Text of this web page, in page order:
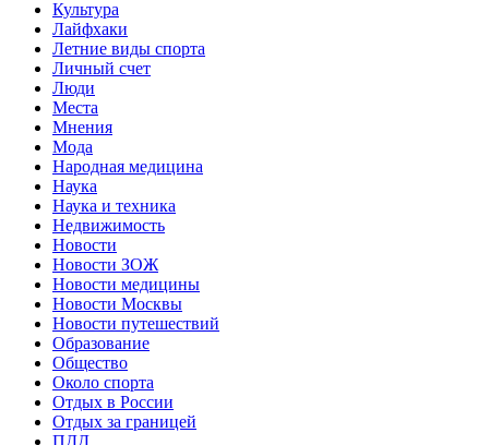
Культура
Лайфхаки
Летние виды спорта
Личный счет
Люди
Места
Мнения
Мода
Народная медицина
Наука
Наука и техника
Недвижимость
Новости
Новости ЗОЖ
Новости медицины
Новости Москвы
Новости путешествий
Образование
Общество
Около спорта
Отдых в России
Отдых за границей